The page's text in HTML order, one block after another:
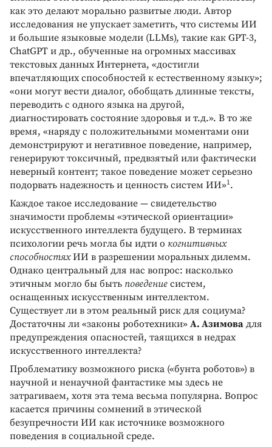
как это делают морально развитые люди. Автор
исследования не упускает заметить, что системы ИИ
и большие языковые модели (LLMs), такие как GPT-3,
ChatGPT и др., обученные на огромных массивах
текстовых данных Интернета, «достигли
впечатляющих способностей к естественному языку»;
«они могут вести диалог, обобщать длинные тексты,
переводить с одного языка на другой,
диагностировать состояние здоровья и т.д.». В то же
время, «наряду с положительными моментами они
демонстрируют и негативное поведение, например,
генерируют токсичный, предвзятый или фактически
неверный контент; такое поведение может серьезно
подорвать надежность и ценность систем ИИ»1.
Каждое такое исследование — свидетельство
значимости проблемы «этической ориентации»
искусственного интеллекта будущего. В терминах
психологии речь могла бы идти о когнитивных
способностяхИИ в разрешении моральных дилемм.
Однако центральный для нас вопрос: насколько
этичным могло бы быть поведение систем,
оснащенных искусственным интеллектом.
Существует ли в этом реальный риск для социума?
Достаточны ли «законы роботехники» А. Азимова для
предупреждения опасностей, таящихся в недрах
искусственного интеллекта?
Проблематику возможного риска («бунта роботов») в
научной и ненаучной фантастике мы здесь не
затрагиваем, хотя эта тема весьма популярна. Вопрос
касается причины сомнений в этической
безупречности ИИ как источнике возможного
поведения в социальной среде.